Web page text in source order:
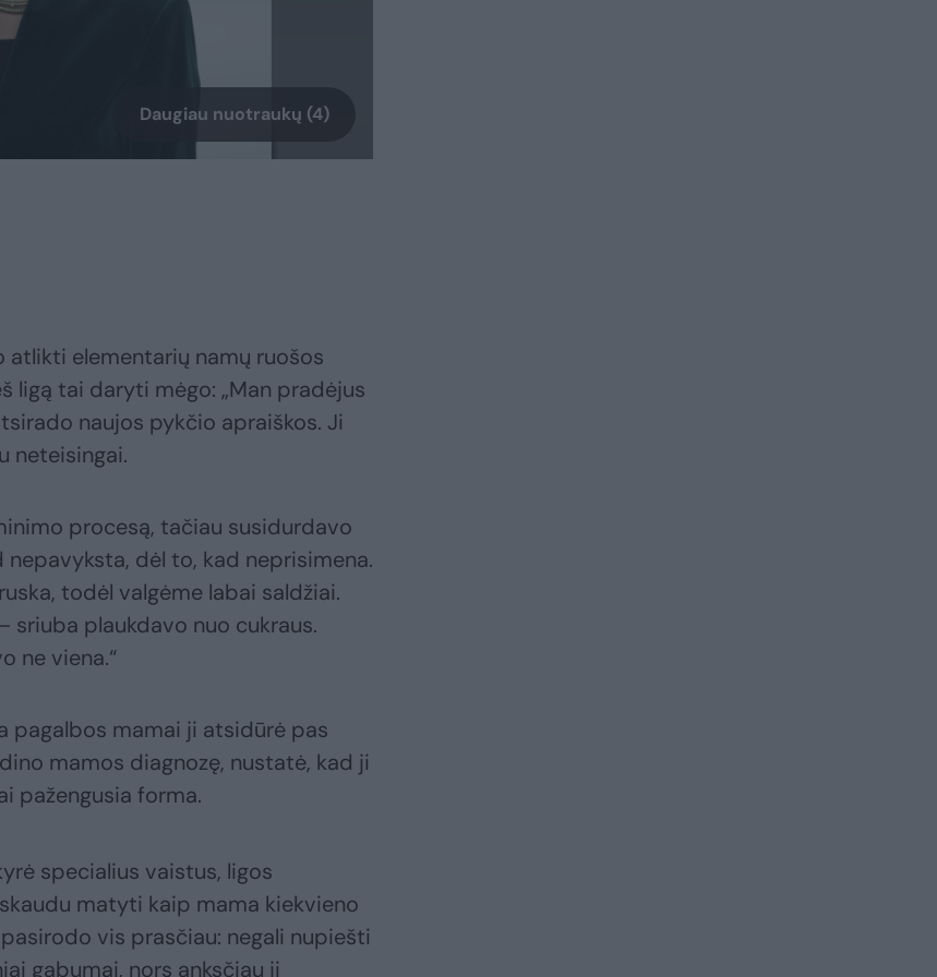
Daugiau nuotraukų (4)
atlikti elementarių namų ruošos
ligą tai daryti mėgo: „Man pradėjus
naujos pykčio apraiškos. Ji
neteisingai.
procesą, tačiau susidurdavo
dėl to, kad neprisimena.
todėl valgėme labai saldžiai.
plaukdavo nuo cukraus.
ne viena.“
pagalbos mamai ji atsidūrė pas
mamos diagnozę, nustatė, kad ji
pažengusia forma.
specialius vaistus, ligos
matyti kaip mama kiekvieno
vis prasčiau: negali nupiešti
gabumai, nors anksčiau ji